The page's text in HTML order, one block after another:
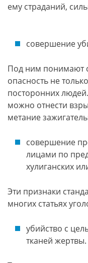
ему страданий,
совершение
Под ним понимают
опасность не
посторонних
можно отнести
метание
совершение
лицами по
хулиганских
Эти признаки
многих статьях
убийство с
тканей жертвы.